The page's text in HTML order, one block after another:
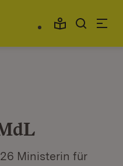
Ministerin für